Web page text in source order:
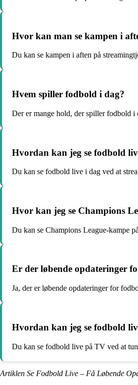
Hvor kan man se kampen i
Du kan se kampen i aften på
Hvem spiller fodbold i dag?
Der er mange hold, der spiller fodbold
Hvordan kan jeg se fodbold
Du kan se fodbold live i dag ved at
Hvor kan jeg se Champions
Du kan se Champions League-kampe
Er der løbende opdateringer
Ja, der er løbende opdateringer for
Hvordan kan jeg se fodbold
Du kan se fodbold live på TV ved at
Artiklen Se Fodbold Live – Få Løbende